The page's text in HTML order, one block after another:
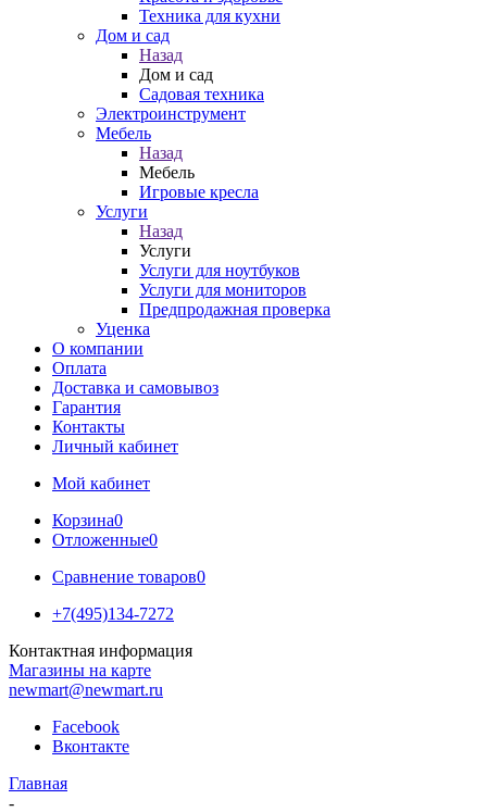
Техника для кухни
Дом и сад
Назад
Дом и сад
Садовая техника
Электроинструмент
Мебель
Назад
Мебель
Игровые кресла
Услуги
Назад
Услуги
Услуги для ноутбуков
Услуги для мониторов
Предпродажная проверка
Уценка
О компании
Оплата
Доставка и самовывоз
Гарантия
Контакты
Личный кабинет
Мой кабинет
Корзина0
Отложенные0
Сравнение товаров0
+7(495)134-7272
Контактная информация
Магазины на карте
newmart@newmart.ru
Facebook
Вконтакте
Главная
-